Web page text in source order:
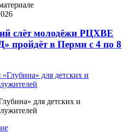
слёт молодёжи РЦХВЕ
пройдёт в Перми с 4 по 8
для детских и